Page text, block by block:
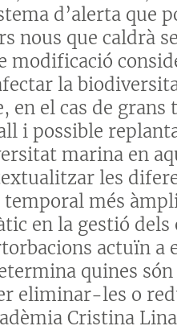
d’alerta que
nous que caldrà
modificació
la
el cas de grans
i possible
marina en
les
més
en la gestió dels
actuïn a
quines són
eliminar-les o
Cristina